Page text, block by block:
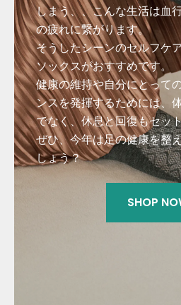
しまう、、こんな生活は血
の疲れに繋がります。
そうしたシーンのセルフケ
ソックスがおすすめです。
健康の維持や自分にとって
ンスを発揮するためには、
でなく、休息と回復もセッ
ぜひ、今年は足の健康を整
しょう？
SHOP